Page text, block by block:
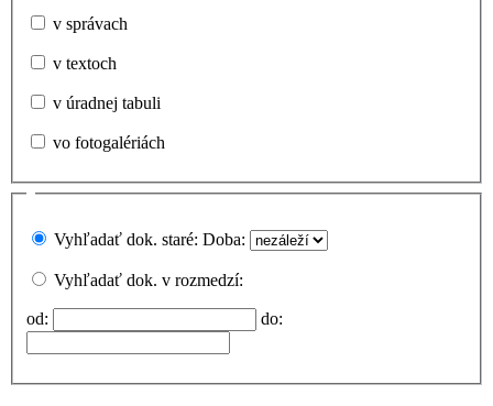
v správach
v textoch
v úradnej tabuli
vo fotogalériách
Vyhľadať dok. staré: Doba:
Vyhľadať dok. v rozmedzí:
od: do: